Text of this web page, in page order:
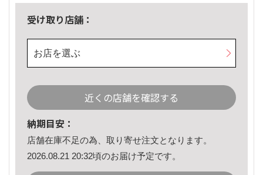
受け取り店舗：
お店を選ぶ
近くの店舗を確認する
納期目安：
店舗在庫不足の為、取り寄せ注文となります。
2026.08.21 20:32頃のお届け予定です。